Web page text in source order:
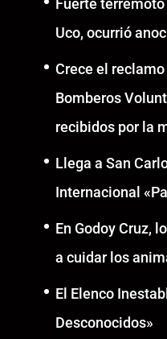
Fuerte
Uco, ocurrió
Crece el
Bomberos
recibidos por la
Llega a San
Internacional
En Godoy Cruz,
a cuidar los
El Elenco
Desconocidos»